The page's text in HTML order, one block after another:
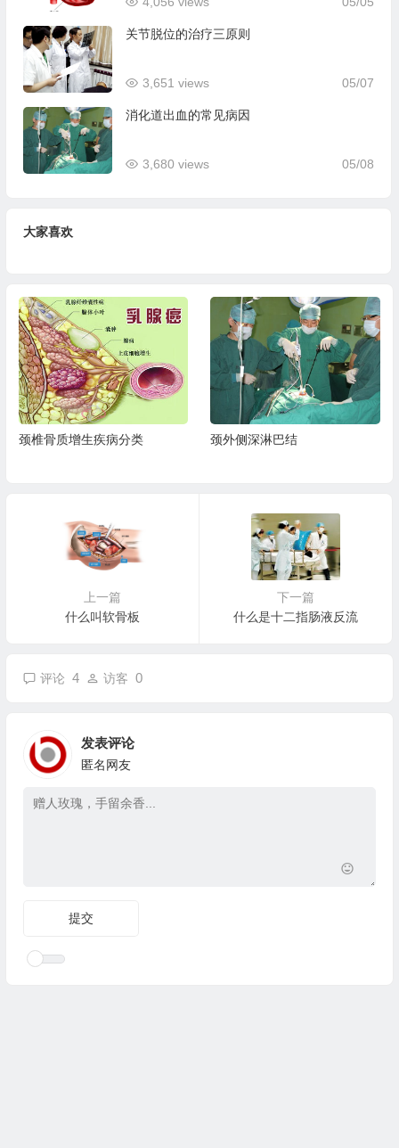
关节脱位的治疗三原则
05/07
3,651 views
消化道出血的常见病因
05/08
3,680 views
大家喜欢
颈椎骨质增生疾病分类 颈外侧深淋巴结
上一篇
什么叫软骨板
下一篇
什么是十二指肠液反流
评论 4 访客 0
发表评论
匿名网友